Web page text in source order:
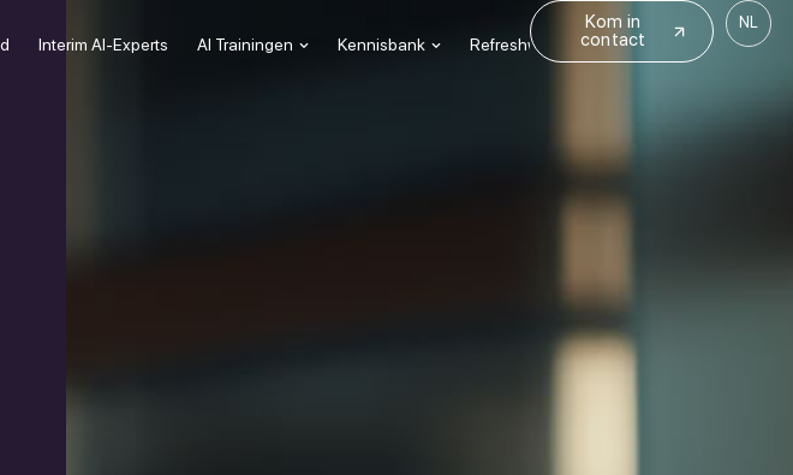
Interim AI-Experts AI Trainingen Kennisbank Refreshworks
Kom in
contact
NL